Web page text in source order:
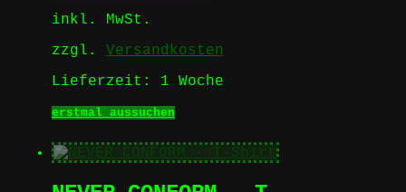
inkl. MwSt.
zzgl. Versandkosten
Lieferzeit: 1 Woche
erstmal aussuchenDieses
weist
mehrere